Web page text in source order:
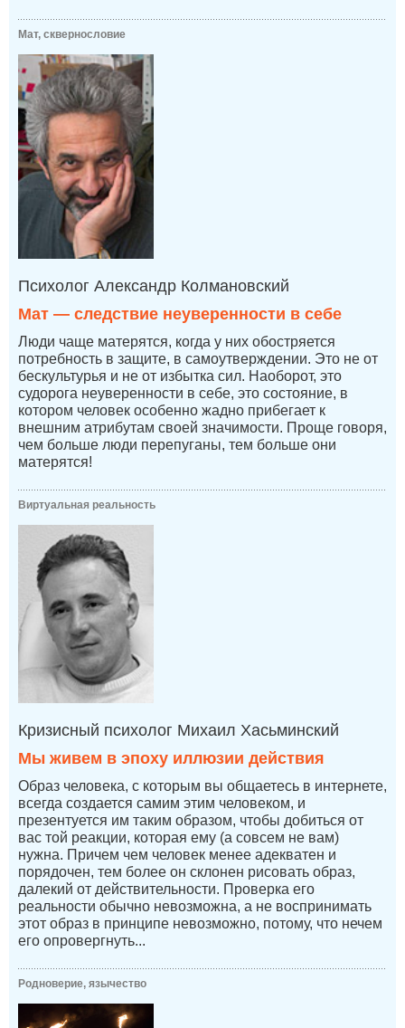
Мат, сквернословие
Психолог Александр Колмановский
Мат — следствие неуверенности в себе
Люди чаще матерятся, когда у них обостряется
потребность в защите, в самоутверждении. Это не от
бескультурья и не от избытка сил. Наоборот, это
судорога неуверенности в себе, это состояние, в
котором человек особенно жадно прибегает к
внешним атрибутам своей значимости. Проще говоря,
чем больше люди перепуганы, тем больше они
матерятся!
Виртуальная реальность
Кризисный психолог Михаил Хасьминский
Мы живем в эпоху иллюзии действия
Образ человека, с которым вы общаетесь в интернете,
всегда создается самим этим человеком, и
презентуется им таким образом, чтобы добиться от
вас той реакции, которая ему (а совсем не вам)
нужна. Причем чем человек менее адекватен и
порядочен, тем более он склонен рисовать образ,
далекий от действительности. Проверка его
реальности обычно невозможна, а не воспринимать
этот образ в принципе невозможно, потому, что нечем
его опровергнуть...
Родноверие, язычество